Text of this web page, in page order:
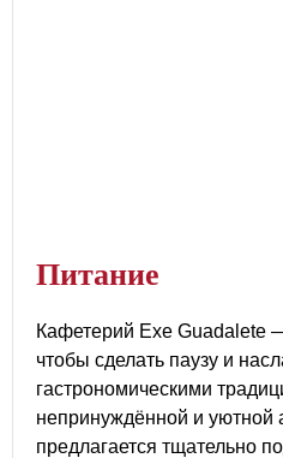
питание
Кафетерий Exe Guadalete
чтобы сделать паузу и
гастрономическими
непринуждённой и уютной
предлагается тщательно